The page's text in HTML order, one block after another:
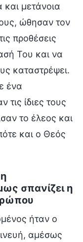
μετάνοια
ώθησαν τον
προθέσεις
Του και να
καταστρέψει.
ένα
τις ίδιες τους
το έλεος και
και ο Θεός
σπανίζει η
ήταν ο
αμέσως